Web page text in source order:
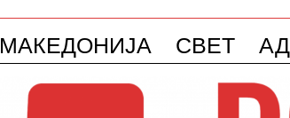
МАКЕДОНИЈА СВЕТ